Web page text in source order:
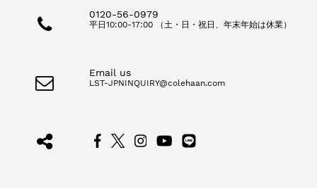
0120-56-0979
平日10:00-17:00 （土・日・祝日、年末年始は休業）
Email us
LST-JPNINQUIRY@colehaan.com